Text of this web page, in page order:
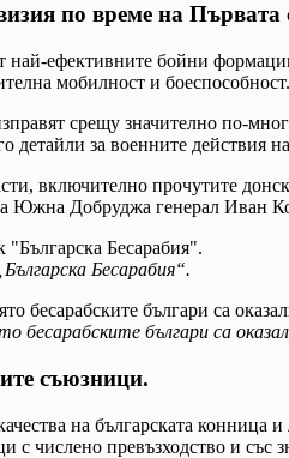
по време на Първата
най-ефективните бойни
мобилност и боеспособност.
срещу значително по-
за военните действия
включително прочутите
Добруджа генерал Иван
Бесарабия“.
бесарабските българи са
съюзници.
на българската
с числено превъзходство и със